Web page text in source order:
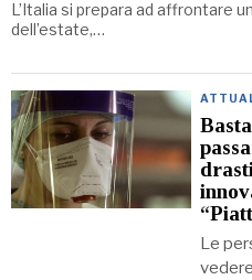
L’Italia si prepara ad affrontare
dell’estate,…
Le